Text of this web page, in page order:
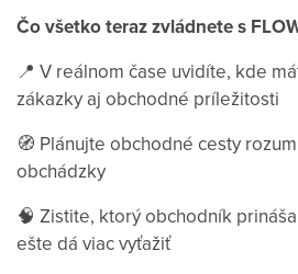
Čo všetko teraz zvládnete s
📍 V reálnom čase uvidíte, kde
zákazky aj obchodné príležitosti
🧭 Plánujte obchodné cesty
obchádzky
🧠 Zistite, ktorý obchodník
ešte dá viac vyťažiť